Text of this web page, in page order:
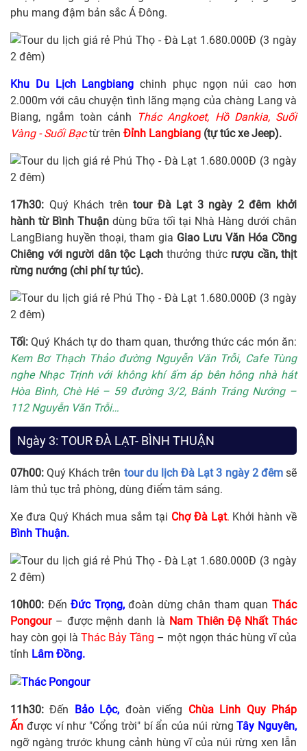
phu mang đậm bản sắc Á Đông.
Khu Du Lịch Langbiang chinh phục ngọn núi cao hơn
2.000m với câu chuyện tình lãng mạng của chàng Lang và
Biang, ngắm toàn cảnh
Thác Angkoet, Hồ Dankia, Suối
Vàng - Suối Bạctừ trên Đỉnh Langbiang (tự túc xe Jeep).
17h30: Quý Khách trêntour Đà Lạt 3 ngày 2 đêm khởi
hành từ Bình Thuận dùng bữa tối tại Nhà Hàng dưới chân
LangBiang huyền thoại, tham gia Giao Lưu Văn Hóa Cồng
Chiêng với người dân tộc Lạch thưởng thứcrượu cần, thịt
rừng nướng (chi phí tự túc).
Tối: Quý Khách tự do tham quan, thưởng thức các món ăn:
Kem Bơ Thạch Thảo đường Nguyễn Văn Trỗi, Cafe Tùng
nghe Nhạc Trịnh với không khí ấm áp bên hông nhà hát
Hòa Bình, Chè Hé – 59 đường 3/2, Bánh Tráng Nướng –
112 Nguyễn Văn Trỗi…
Ngày 3: TOUR ĐÀ LẠT- BÌNH THUẬN
07h00:Quý Khách trên tour du lịch Đà Lạt 3 ngày 2 đêmsẽ
làm thủ tục trả phòng, dùng điểm tâm sáng.
Xe đưa Quý Khách mua sắm tại Chợ Đà Lạt. Khởi hành về
Bình Thuận.
10h00: ĐếnĐức Trọng,đoàn dừng chân tham quanThác
Pongour– được mệnh danh là Nam Thiên Đệ Nhất Thác
hay còn gọi là Thác Bảy Tầng – một ngọn thác hùng vĩ của
tỉnh Lâm Đồng.
11h30:Đến Bảo Lộc, đoàn viếng Chùa Linh Quy Pháp
Ấn được ví như "Cổng trời" bí ẩn của núi rừngTây Nguyên,
ngỡ ngàng trước khung cảnh hùng vĩ của núi rừng xen lẫn